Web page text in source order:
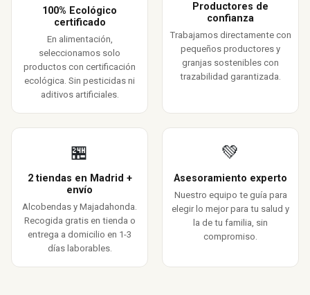
100% Ecológico
certificado
En alimentación,
seleccionamos solo
productos con certificación
ecológica. Sin pesticidas ni
aditivos artificiales.
Productores de
confianza
Trabajamos directamente con
pequeños productores y
granjas sostenibles con
trazabilidad garantizada.
🏪
2 tiendas en Madrid +
envío
Alcobendas y Majadahonda.
Recogida gratis en tienda o
entrega a domicilio en 1-3
días laborables.
💚
Asesoramiento experto
Nuestro equipo te guía para
elegir lo mejor para tu salud y
la de tu familia, sin
compromiso.